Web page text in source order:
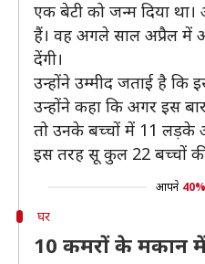
एक बेटी को जन्म दिया था।
हैं। वह अगले साल अप्रैल में
देंगी।
उन्होंने उम्मीद जताई है कि
उन्होंने कहा कि अगर इस
तो उनके बच्चों में 11 लड़के
इस तरह सू कुल 22 बच्चों की
आपने 40%
घर
10 कमरों के मकान में